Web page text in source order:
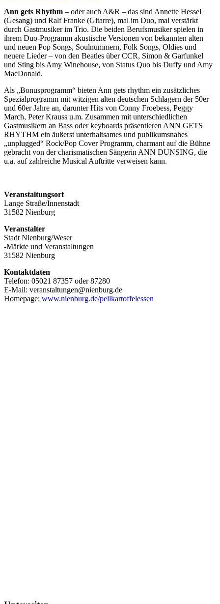
Ann gets Rhythm – oder auch A&R – das sind Annette Hessel
(Gesang) und Ralf Franke (Gitarre), mal im Duo, mal verstärkt
durch Gastmusiker im Trio. Die beiden Berufsmusiker spielen in
ihrem Duo-Programm akustische Versionen von bekannten alten
und neuen Pop Songs, Soulnummern, Folk Songs, Oldies und
neuere Lieder – von den Beatles über CCR, Simon & Garfunkel
und Sting bis Amy Winehouse, von Status Quo bis Duffy und Amy
MacDonald.
Als „Bonusprogramm“ bieten Ann gets rhythm ein zusätzliches
Spezialprogramm mit witzigen alten deutschen Schlagern der 50er
und 60er Jahre an, darunter Hits von Conny Froebess, Peggy
March, Peter Krauss u.m. Zusammen mit unterschiedlichen
Gastmusikern an Bass oder keyboards präsentieren ANN GETS
RHYTHM ein äußerst unterhaltsames und publikumsnahes
„unplugged“ Rock/Pop Cover Programm, charmant auf die Bühne
gebracht von der charismatischen Sängerin ANN DUNSING, die
u.a. auf zahlreiche Musical Auftritte verweisen kann.
Veranstaltungsort
Lange Straße/Innenstadt
31582 Nienburg
Veranstalter
Stadt Nienburg/Weser
-Märkte und Veranstaltungen
31582 Nienburg
Kontaktdaten
Telefon: 05021 87357 oder 87280
E-Mail: veranstaltungen@nienburg.de
Homepage: www.nienburg.de/pellkartoffelessen